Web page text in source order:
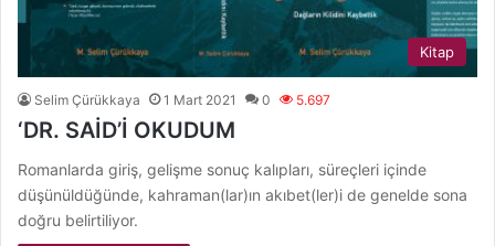
Kitap
Selim Çürükkaya 1 Mart 2021 0 5.697
‘DR. SAİD’İ OKUDUM
Romanlarda giriş, gelişme sonuç kalıpları, süreçleri içinde
düşünüldüğünde, kahraman(lar)ın akıbet(ler)i de genelde sona
doğru belirtiliyor.